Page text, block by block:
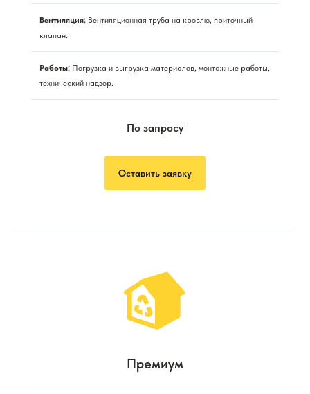
Вентиляция: Вентиляционная труба на кровлю, приточный
клапан.
Работы: Погрузка и выгрузка материалов, монтажные работы,
технический надзор.
По запросу
Оставить заявку
Премиум